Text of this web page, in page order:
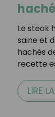
Le steak
saine et
hachés
recette
LIRE